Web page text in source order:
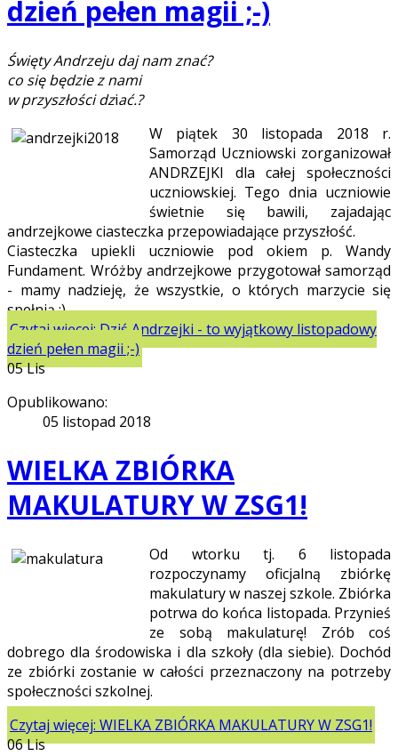
dzień pełen magii ;-)
Święty Andrzeju daj nam znać?
co się będzie z nami
w przyszłości dziać.?
W piątek 30 listopada 2018 r.
Samorząd Uczniowski zorganizował
ANDRZEJKI dla całej społeczności
uczniowskiej. Tego dnia uczniowie
świetnie się bawili, zajadając
andrzejkowe ciasteczka przepowiadające przyszłość.
Ciasteczka upiekli uczniowie pod okiem p. Wandy
Fundament. Wróżby andrzejkowe przygotował samorząd
- mamy nadzieję, że wszystkie, o których marzycie się
spełnią :)
Czytaj więcej: Dziś Andrzejki - to wyjątkowy listopadowy
dzień pełen magii ;-)
05Lis
Opublikowano:
05 listopad 2018
WIELKA ZBIÓRKA
MAKULATURY W ZSG1!
Od wtorku tj. 6 listopada
rozpoczynamy oficjalną zbiórkę
makulatury w naszej szkole. Zbiórka
potrwa do końca listopada. Przynieś
ze sobą makulaturę! Zrób coś
dobrego dla środowiska i dla szkoły (dla siebie). Dochód
ze zbiórki zostanie w całości przeznaczony na potrzeby
społeczności szkolnej.
Czytaj więcej: WIELKA ZBIÓRKA MAKULATURY W ZSG1!
06Lis